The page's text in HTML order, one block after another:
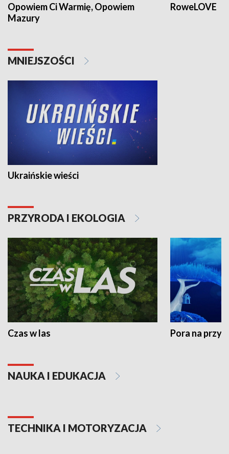
Opowiem Ci Warmię, Opowiem
Mazury
RoweLOVE
MNIEJSZOŚCI
Ukraińskie wieści
PRZYRODA I EKOLOGIA
Czas w las Pora na
NAUKA I EDUKACJA
TECHNIKA I MOTORYZACJA